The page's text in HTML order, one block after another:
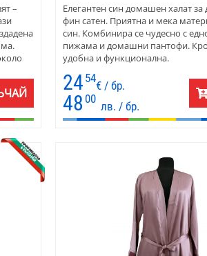
–
Елегантен син домашен халат
фин сатен. Приятна и мека
син. Комбинира се чудесно с
пижама и домашни пантофи.
удобна и функционална.
24 54
€ / бр.
48 00
лв. / бр.